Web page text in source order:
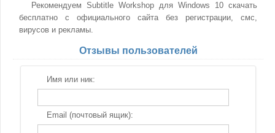
Рекомендуем Subtitle Workshop для Windows 10 скачать
бесплатно с официального сайта без регистрации, смс,
вирусов и рекламы.
Отзывы пользователей
Имя или ник:
Email (почтовый ящик):